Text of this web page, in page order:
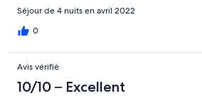
Séjour de 4 nuits en avril 2022
0
Avis vérifié
10/10 – Excellent